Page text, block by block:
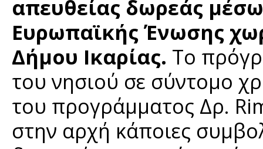
απευθείας δωρεάς
Ευρωπαϊκής Ένωσης
Δήμου Ικαρίας. Το
του νησιού σε σύντομο
του προγράμματος Δρ.
στην αρχή κάποιες